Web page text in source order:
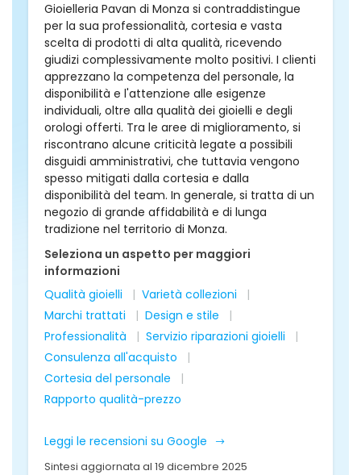
Gioielleria Pavan di Monza si contraddistingue
per la sua professionalità, cortesia e vasta
scelta di prodotti di alta qualità, ricevendo
giudizi complessivamente molto positivi. I clienti
apprezzano la competenza del personale, la
disponibilità e l'attenzione alle esigenze
individuali, oltre alla qualità dei gioielli e degli
orologi offerti. Tra le aree di miglioramento, si
riscontrano alcune criticità legate a possibili
disguidi amministrativi, che tuttavia vengono
spesso mitigati dalla cortesia e dalla
disponibilità del team. In generale, si tratta di un
negozio di grande affidabilità e di lunga
tradizione nel territorio di Monza.
Seleziona un aspetto per maggiori
informazioni
Qualità gioielli
Varietà collezioni
Marchi trattati
Design e stile
Professionalità
Servizio riparazioni gioielli
Consulenza all'acquisto
Cortesia del personale
Rapporto qualità-prezzo
Leggi le recensioni su Google
Sintesi aggiornata al 19 dicembre 2025